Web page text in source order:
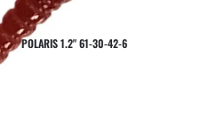
POLARIS 1.2" 61-30-42-6